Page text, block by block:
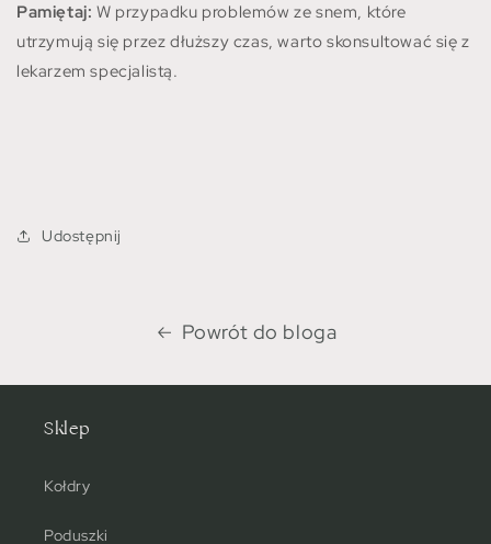
Pamiętaj: W przypadku problemów ze snem, które
utrzymują się przez dłuższy czas, warto skonsultować się z
lekarzem specjalistą.
Udostępnij
Powrót do bloga
Sklep
Kołdry
Poduszki